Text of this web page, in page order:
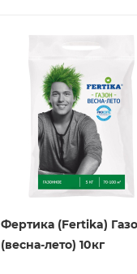
Фертика (Fertika)
(весна-лето) 10кг